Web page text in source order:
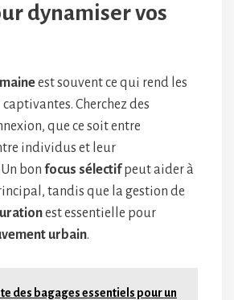
dynamiser vos
est souvent ce qui rend les
Cherchez des
que ce soit entre
individus et leur
bon focus sélectifpeut aider à
tandis que la gestion de
est essentielle pour
urbain.
des bagages essentiels pour un